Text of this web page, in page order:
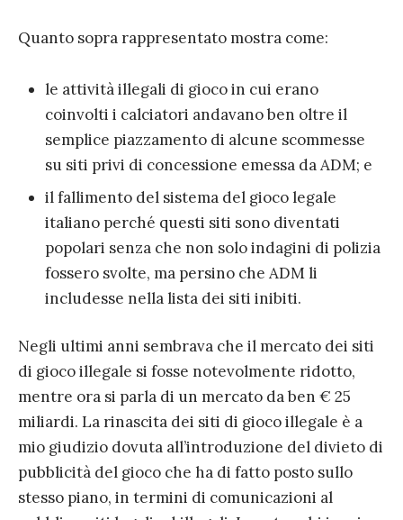
Quanto sopra rappresentato mostra come:
le attività illegali di gioco in cui erano
coinvolti i calciatori andavano ben oltre il
semplice piazzamento di alcune scommesse
su siti privi di concessione emessa da ADM; e
il fallimento del sistema del gioco legale
italiano perché questi siti sono diventati
popolari senza che non solo indagini di polizia
fossero svolte, ma persino che ADM li
includesse nella lista dei siti inibiti.
Negli ultimi anni sembrava che il mercato dei siti
di gioco illegale si fosse notevolmente ridotto,
mentre ora si parla di un mercato da ben € 25
miliardi. La rinascita dei siti di gioco illegale è a
mio giudizio dovuta all’introduzione del divieto di
pubblicità del gioco che ha di fatto posto sullo
stesso piano, in termini di comunicazioni al